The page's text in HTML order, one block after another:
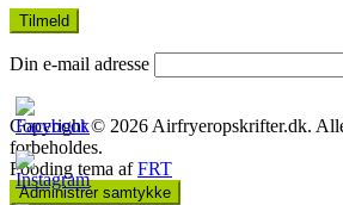
Din e-mail adresse
Copyright © 2026 Airfryeropskrifter.dk.
forbeholdes.
Fooding tema afFRT
Administrér samtykke